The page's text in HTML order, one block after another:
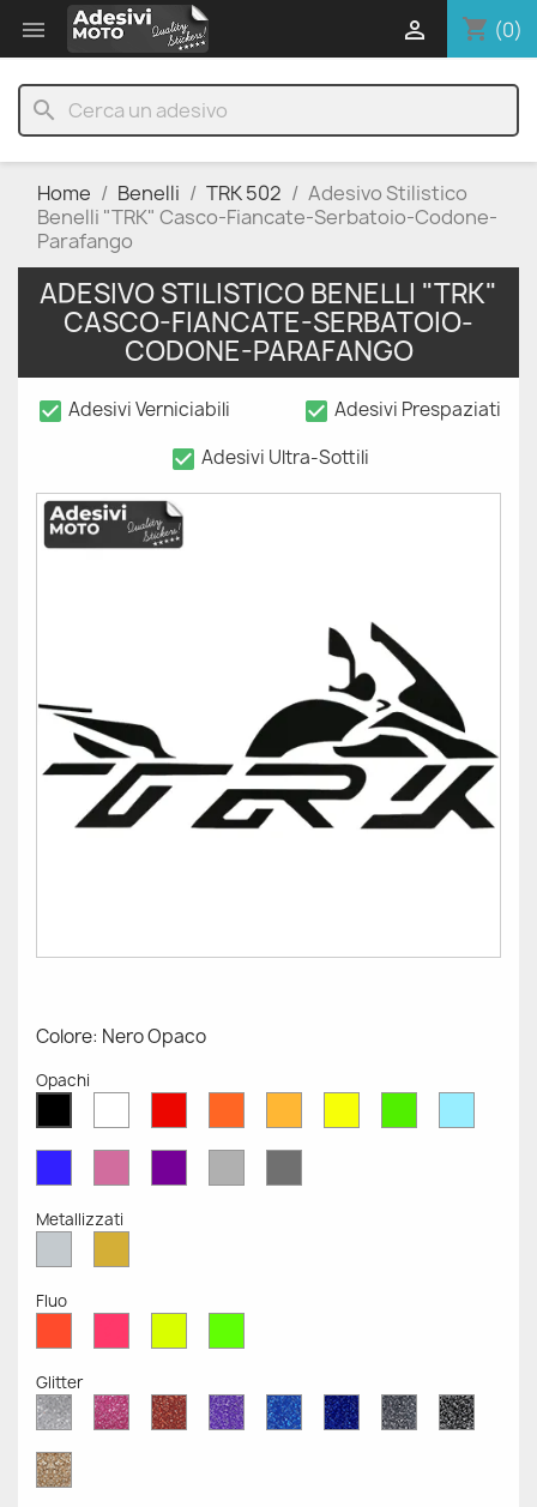
 shopping_cart (0)

search
Home Benelli TRK 502
Adesivo Stilistico
Benelli "TRK" Casco-Fiancate-Serbatoio-Codone-
Parafango
ADESIVO STILISTICO BENELLI "TRK"
CASCO-FIANCATE-SERBATOIO-
CODONE-PARAFANGO
check_box Adesivi Verniciabili check_box Adesivi Prespaziati
check_box Adesivi Ultra-Sottili
Colore: Nero Opaco
Opachi
Opaco OpacoOpacoOpacoOpacoOpacoOpacoOpaco
OpacoOpacoOpacoChiaroScuro
Metallizzati
MetallizzatoMetallizzato
Fluo
Fluo
Fluo
Fluo
Fluo
Glitter
Diamante
Glitter
Rosa
Glitter
Rosso
Glitter
Viola
Glitter
Blu
Zaffiro
Blu
Cobalto
Grigio
Glitter
Nero
Glitter
Oro
Glitter